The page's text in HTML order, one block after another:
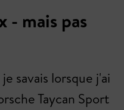
- mais pas
savais lorsque j'ai
Taycan Sport